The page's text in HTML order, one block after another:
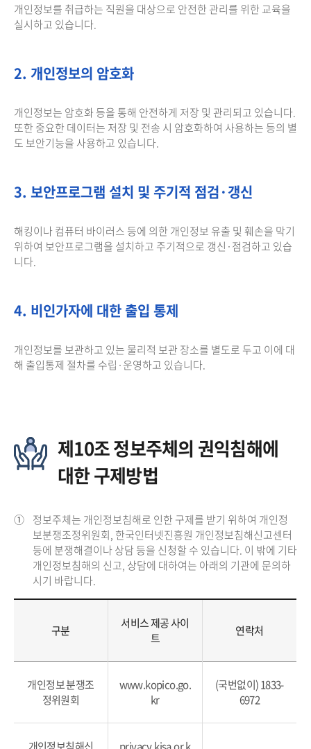
개인정보를 취급하는 직원을 대상으로 안전한 관리를 위한 교육을
실시하고 있습니다.
2. 개인정보의 암호화
개인정보는 암호화 등을 통해 안전하게 저장 및 관리되고 있습니다.
또한 중요한 데이터는 저장 및 전송 시 암호화하여 사용하는 등의 별
도 보안기능을 사용하고 있습니다.
3. 보안프로그램 설치 및 주기적 점검·갱신
해킹이나 컴퓨터 바이러스 등에 의한 개인정보 유출 및 훼손을 막기
위하여 보안프로그램을 설치하고 주기적으로 갱신·점검하고 있습
니다.
4. 비인가자에 대한 출입 통제
개인정보를 보관하고 있는 물리적 보관 장소를 별도로 두고 이에 대
해 출입통제 절차를 수립·운영하고 있습니다.
제10조 정보주체의 권익침해에
대한 구제방법
① 정보주체는 개인정보침해로 인한 구제를 받기 위하여 개인정
보분쟁조정위원회, 한국인터넷진흥원 개인정보침해신고센터
등에 분쟁해결이나 상담 등을 신청할 수 있습니다. 이 밖에 기타
개인정보침해의 신고, 상담에 대하여는 아래의 기관에 문의하
시기 바랍니다.
구분
서비스 제공 사이
트
연락처
개인정보 분쟁조
정위원회
www.kopico.go.
kr
(국번없이) 1833-
6972
개인정보침해신 privacy.kisa.or.k